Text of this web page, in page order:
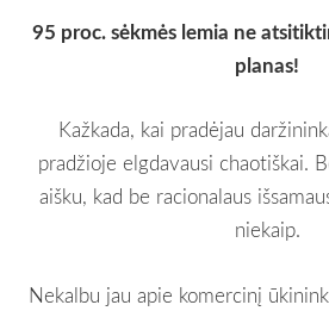
95 proc. sėkmės lemia ne
planas!
Kažkada, kai pradėjau
pradžioje elgdavausi chaotiškai.
aišku, kad be racionalaus
niekaip.
Nekalbu jau apie komercinį